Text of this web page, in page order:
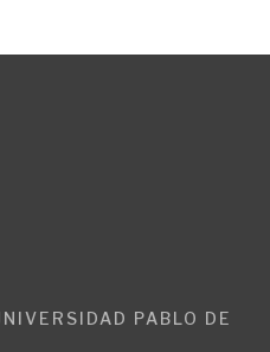
PABLO DE